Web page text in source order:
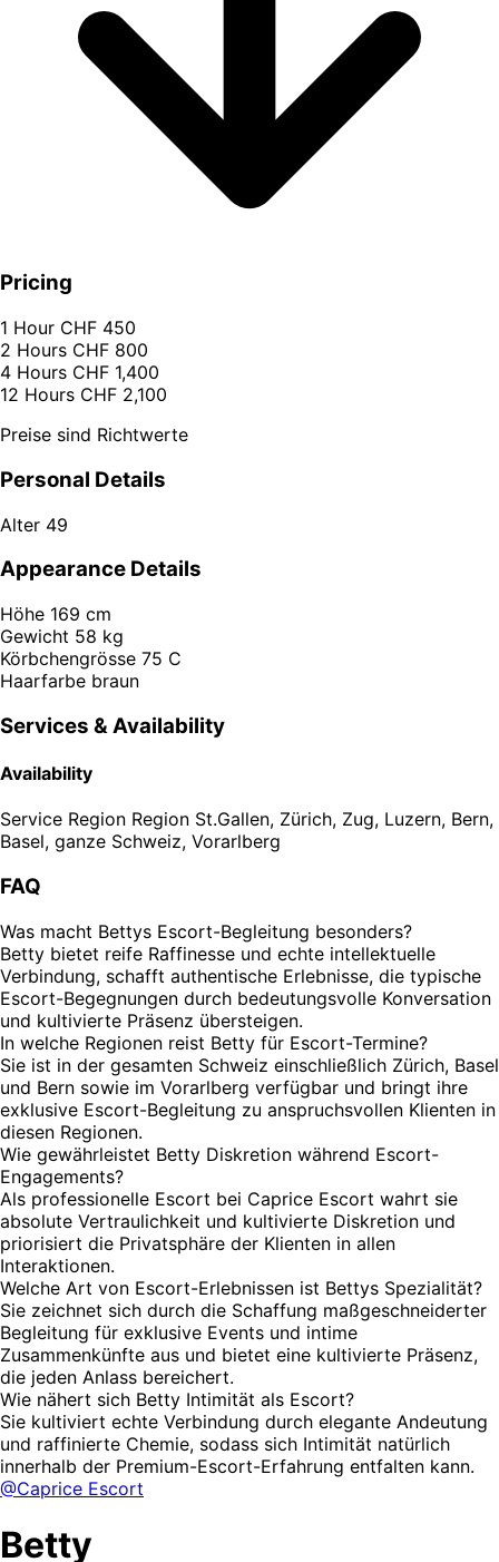
Pricing
1 Hour CHF 450
2 Hours CHF 800
4 Hours CHF 1,400
12 Hours CHF 2,100
Preise sind Richtwerte
Personal Details
Alter 49
Appearance Details
Höhe 169 cm
Gewicht 58 kg
Körbchengrösse 75 C
Haarfarbe braun
Services & Availability
Availability
Service Region Region St.Gallen, Zürich, Zug, Luzern, Bern,
Basel, ganze Schweiz, Vorarlberg
FAQ
Was macht Bettys Escort-Begleitung besonders?
Betty bietet reife Raffinesse und echte intellektuelle
Verbindung, schafft authentische Erlebnisse, die typische
Escort-Begegnungen durch bedeutungsvolle Konversation
und kultivierte Präsenz übersteigen.
In welche Regionen reist Betty für Escort-Termine?
Sie ist in der gesamten Schweiz einschließlich Zürich, Basel
und Bern sowie im Vorarlberg verfügbar und bringt ihre
exklusive Escort-Begleitung zu anspruchsvollen Klienten in
diesen Regionen.
Wie gewährleistet Betty Diskretion während Escort-
Engagements?
Als professionelle Escort bei Caprice Escort wahrt sie
absolute Vertraulichkeit und kultivierte Diskretion und
priorisiert die Privatsphäre der Klienten in allen
Interaktionen.
Welche Art von Escort-Erlebnissen ist Bettys Spezialität?
Sie zeichnet sich durch die Schaffung maßgeschneiderter
Begleitung für exklusive Events und intime
Zusammenkünfte aus und bietet eine kultivierte Präsenz,
die jeden Anlass bereichert.
Wie nähert sich Betty Intimität als Escort?
Sie kultiviert echte Verbindung durch elegante Andeutung
und raffinierte Chemie, sodass sich Intimität natürlich
innerhalb der Premium-Escort-Erfahrung entfalten kann.
@Caprice Escort
Betty